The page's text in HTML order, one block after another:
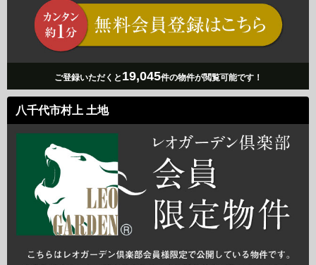
ご登録いただくと 19,045件の物件が閲覧可能です！
八千代市村上 土地